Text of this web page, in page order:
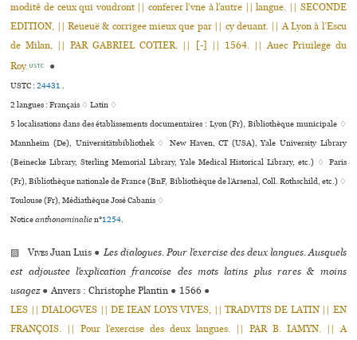
modité de ceux qui voudront || conferer l’vne à l’autre || langue. || SECONDE
EDITION, || Reueuë & corrigee mieux que par || cy deuant. || A Lyon à l’Escu
de Milan, || PAR GABRIEL COTIER. || [-] || 1564. || Auec Priuilege du
Roy. USTC ●
USTC :24431.
2 langues :Français ♢Latin ♢
5 localisations dans des établissements documentaires : Lyon (Fr), Bibliothèque muni­ci­pale ♢
Mannheim (De), Universitätsbibliothek ♢ New Haven, CT (USA), Yale University Library
(Beinecke Library, Sterling Memorial Library, Yale Medical Historical Library, etc.) ♢ Paris
(Fr), Bibliothèque nationale de France (BnF, Bibliothèque de l’Arsenal, Coll. Rothschild, etc.) ♢
Toulouse (Fr), Médiathèque José Cabanis ♢
Noticeanthonominalien°1254.
▨Vives Juan Luis ● Les dialogues. Pour l’exercise des deux langues. Ausquels
est adjoustee l’explication francoise des mots latins plus rares & moins
usagez ● Anvers : Christophe Plantin ● 1566 ●
LES || DIALOGVES || DE IEAN LOYS VIVES, || TRADVITS DE LATIN || EN
FRANÇOIS. || Pour l’exercise des deux langues. || PAR B. IAMYN. || A